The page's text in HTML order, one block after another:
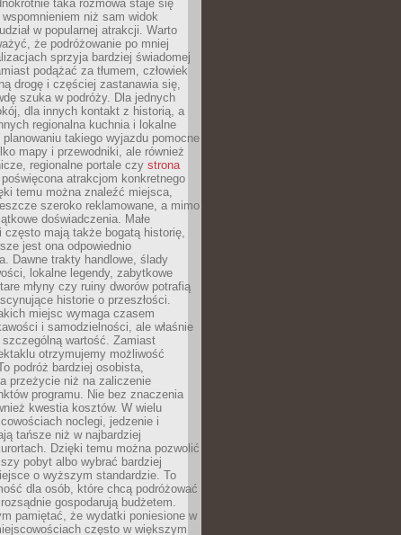
taka rozmowa staje się
niż sam widok
w popularnej atrakcji. Warto
że podróżowanie po mniej
sprzyja bardziej świadomej
podążać za tłumem, człowiek
drogę i częściej zastanawia się,
szuka w podróży. Dla jednych
dla innych kontakt z historią, a
regionalna kuchnia i lokalne
planowaniu takiego wyjazdu pomocne
mapy i przewodniki, ale również
regionalne portale czy strona
atrakcjom konkretnego
temu można znaleźć miejsca,
szeroko reklamowane, a mimo
doświadczenia. Małe
często mają także bogatą historię,
jest ona odpowiednio
Dawne trakty handlowe, ślady
lokalne legendy, zabytkowe
młyny czy ruiny dworów potrafią
historie o przeszłości.
miejsc wymaga czasem
i samodzielności, ale właśnie
wartość. Zamiast
otrzymujemy możliwość
podróż bardziej osobista,
przeżycie niż na zaliczenie
programu. Nie bez znaczenia
kwestia kosztów. W wielu
noclegi, jedzenie i
tańsze niż w najbardziej
Dzięki temu można pozwolić
pobyt albo wybrać bardziej
o wyższym standardzie. To
dla osób, które chcą podróżować
gospodarują budżetem.
pamiętać, że wydatki poniesione w
często w większym